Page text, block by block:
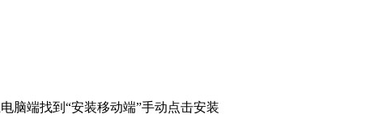
脑端找到“安装移动端”手动点击安装